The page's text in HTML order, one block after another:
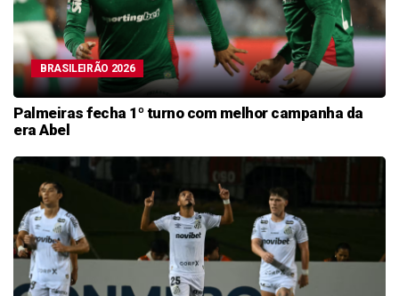
BRASILEIRÃO 2026
Palmeiras fecha 1º turno com melhor campanha da
era Abel